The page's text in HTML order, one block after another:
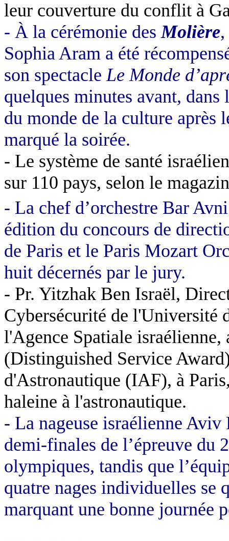
leur couverture du conflit à
- À la cérémonie des Molière
Sophia Aram a été
son spectacle Le Monde
quelques minutes avant,
du monde de la culture après
marqué la soirée.
- Le système de santé
sur 110 pays, selon le
- La chef d’orchestre Bar
édition du concours de
de Paris et le Paris Mozart
huit décernés par le jury.
- Pr. Yitzhak Ben Israël,
Cybersécurité de l'Université
l'Agence Spatiale
(Distinguished Service
d'Astronautique (IAF), à
haleine à l'astronautique.
- La nageuse israélienne
demi-finales de l’épreuve du
olympiques, tandis que
quatre nages individuelles
marquant une bonne journée